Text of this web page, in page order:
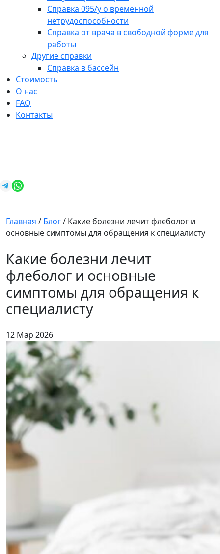
Справка 095/у о временной
нетрудоспособности
Справка от врача в свободной форме для
работы
Другие справки
Справка в бассейн
Стоимость
О нас
FAQ
Контакты
Главная / Блог/ Какие болезни лечит флеболог и
основные симптомы для обращения к специалисту
Какие болезни лечит
флеболог и основные
симптомы для обращения к
специалисту
12 Мар 2026